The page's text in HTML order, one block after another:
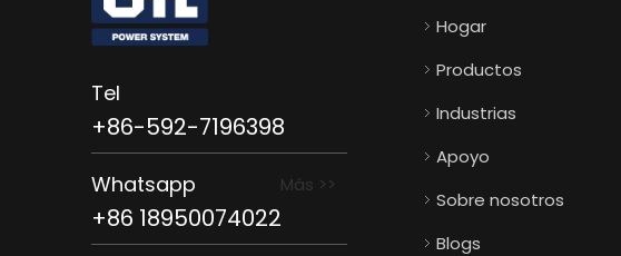
Tel
+86-592-7196398
Whatsapp Más >>
+86 18950074022
Hogar
Productos
Industrias
Apoyo
Sobre nosotros
Blogs